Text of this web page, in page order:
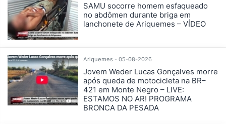
SAMU socorre homem esfaqueado
no abdômen durante briga em
lanchonete de Ariquemes – VÍDEO
Ariquemes - 05-08-2026
Jovem Weder Lucas Gonçalves morre
após queda de motocicleta na BR–
421 em Monte Negro – LIVE:
ESTAMOS NO AR! PROGRAMA
BRONCA DA PESADA